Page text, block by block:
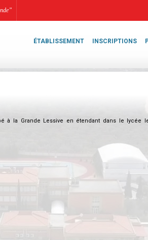
ÉTABLISSEMENT INSCRIPTIONS
à la Grande Lessive en étendant dans le lycée